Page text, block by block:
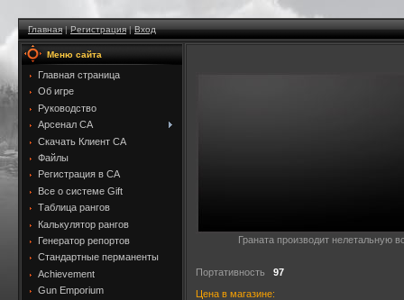
Главная|Регистрация|Вход
Меню сайта
Главная страница
Об игре
Руководство
Арсенал CA
Скачать Клиент CA
Файлы
Регистрация в CA
Все о системе Gift
Таблица рангов
Калькулятор рангов
Генератор репортов
Стандартные перманенты
Achievement
Gun Emporium
Граната производит нелетальную
Портативность 97
Цена в магазине: